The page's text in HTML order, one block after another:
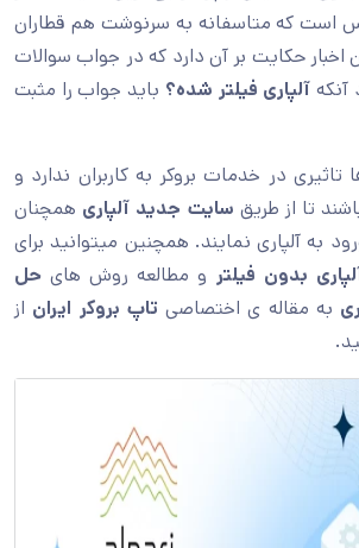
است که متاسفانه به سرنوشت هم قطاران
حکایت بر آن دارد که در جواب سوالات
آنکه آلپاری فیلتر شده؟ باید جواب را مثبت
در خدمات بروکر به کاربران ندارد و
تا از طریق سایت جدید آلپاری همچنان
به آلپاری نمایند. همچنین میتوانید برای
بدون فیلتر و مطالعه روش هایحل
به مقاله ی اختصاصی تاپ بروکر ایران از